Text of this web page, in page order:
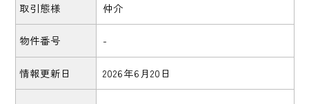
取引態様 仲介
物件番号 -
情報更新日 2026年6月20日